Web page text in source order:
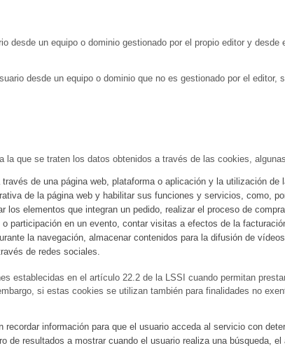
desde un equipo o dominio gestionado por el propio editor y
desde un equipo o dominio que no es gestionado por el editor,
que se traten los datos obtenidos a través de las cookies,
de una página web, plataforma o aplicación y la utilización
de la página web y habilitar sus funciones y servicios, como,
elementos que integran un pedido, realizar el proceso de
participación en un evento, contar visitas a efectos de la
la navegación, almacenar contenidos para la difusión de
de redes sociales.
establecidas en el artículo 22.2 de la LSSI cuando permitan
si estas cookies se utilizan también para finalidades no
recordar información para que el usuario acceda al servicio con
resultados a mostrar cuando el usuario realiza una búsqueda,